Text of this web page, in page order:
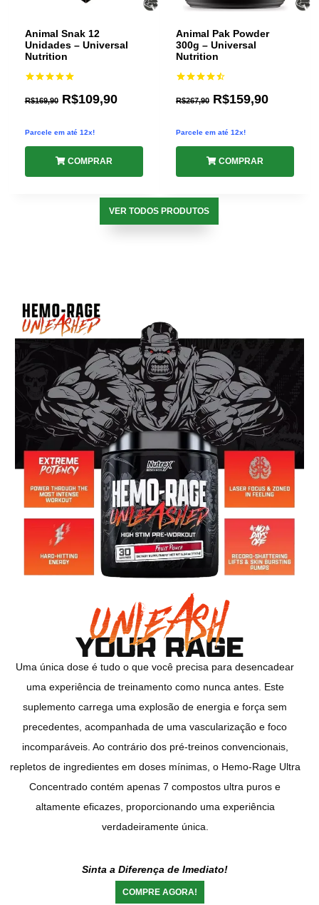
Animal Snak 12
Unidades – Universal
Nutrition
5.00
R$169,90 R$109,90
Parcele em até 12x!
COMPRAR
Animal Pak Powder
300g – Universal
Nutrition
4.50
R$267,90 R$159,90
Parcele em até 12x!
COMPRAR
VER TODOS PRODUTOS
Uma única dose é tudo o que você precisa para desencadear
uma experiência de treinamento como nunca antes. Este
suplemento carrega uma explosão de energia e força sem
precedentes, acompanhada de uma vascularização e foco
incomparáveis. Ao contrário dos pré-treinos convencionais,
repletos de ingredientes em doses mínimas, o Hemo-Rage Ultra
Concentrado contém apenas 7 compostos ultra puros e
altamente eficazes, proporcionando uma experiência
verdadeiramente única.
Sinta a Diferença de Imediato!
COMPRE AGORA!